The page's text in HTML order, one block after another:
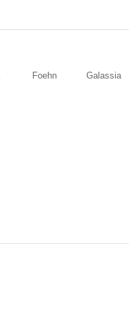
Foehn Galassia